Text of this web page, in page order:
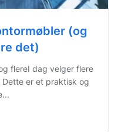
(og
det)
flereI dag velger flere
er et praktisk og